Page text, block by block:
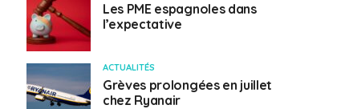
Les PME espagnoles dans
l’expectative
ACTUALITÉS
Grèves prolongées en juillet
chez Ryanair